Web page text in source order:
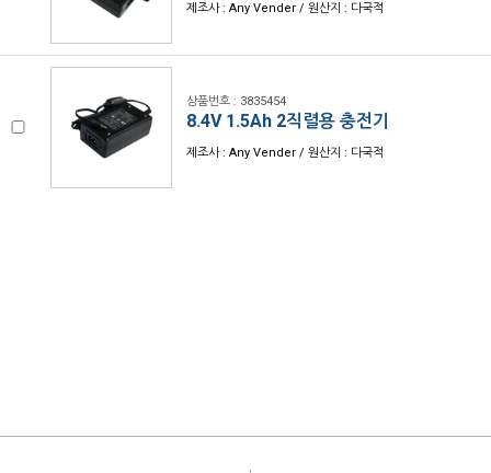
제조사 : Any Vender / 원산지 : 다국적
상품번호 : 3835454
8.4V 1.5Ah 2직렬용 충전기
제조사 : Any Vender / 원산지 : 다국적